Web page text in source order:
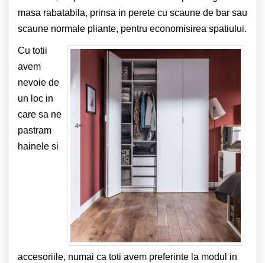
masa rabatabila, prinsa in perete cu scaune de bar sau
scaune normale pliante, pentru economisirea spatiului.
Cu totii
avem
nevoie de
un loc in
care sa ne
pastram
hainele si
accesoriile, numai ca toti avem preferinte la modul in